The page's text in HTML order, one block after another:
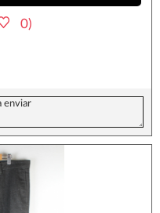
0)